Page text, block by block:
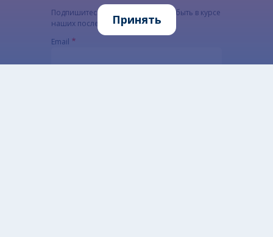
Подпишитесь на рассылку, чтобы быть в курсе
наших последних новостей
Email
Принять